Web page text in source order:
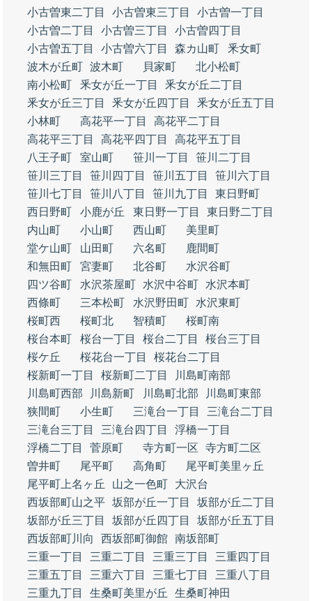
小古曽東二丁目 小古曽東三丁目
小古曽一丁目
小古曽二丁目
小古曽三丁目
小古曽四丁目
小古曽五丁目
小古曽六丁目 森カ山町
釆女町
波木が丘町 波木町 貝家町
北小松町
南小松町
釆女が丘一丁目
釆女が丘二丁目
釆女が丘三丁目
釆女が丘四丁目
釆女が丘五丁目
小林町
高花平一丁目
高花平二丁目
高花平三丁目
高花平四丁目
高花平五丁目
八王子町
室山町 笹川一丁目
笹川二丁目
笹川三丁目
笹川四丁目 笹川五丁目
笹川六丁目
笹川七丁目
笹川八丁目 笹川九丁目
東日野町
西日野町
小鹿が丘 東日野一丁目
東日野二丁目
内山町
小山町 西山町
美里町
堂ケ山町
山田町 六名町
鹿間町
和無田町
宮妻町 北谷町
水沢谷町
四ツ谷町
水沢茶屋町 水沢中谷町
水沢本町
西條町
三本松町 水沢野田町
水沢東町
桜町西
桜町北 智積町
桜町南
桜台本町
桜台一丁目 桜台二丁目
桜台三丁目
桜ケ丘
桜花台一丁目
桜花台二丁目
桜新町一丁目
桜新町二丁目
川島町南部
川島町西部
川島新町 川島町北部
川島町東部
狭間町
小生町 三滝台一丁目
三滝台二丁目
三滝台三丁目
三滝台四丁目
浮橋一丁目
浮橋二丁目
菅原町 寺方町一区
寺方町二区
曽井町
尾平町 高角町
尾平町美里ヶ丘
尾平町上名ヶ丘
山之一色町
大沢台
西坂部町山之平 坂部が丘一丁目
坂部が丘二丁目
坂部が丘三丁目
坂部が丘四丁目
坂部が丘五丁目
西坂部町川向
西坂部町御館 南坂部町
三重一丁目
三重二丁目 三重三丁目
三重四丁目
三重五丁目
三重六丁目 三重七丁目
三重八丁目
三重九丁目
生桑町美里が丘
生桑町神田